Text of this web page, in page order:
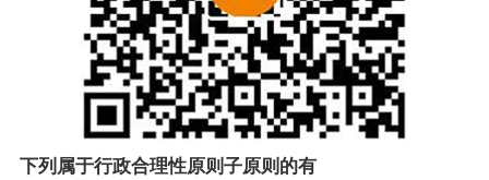
下列属于行政合理性原则子原则的有